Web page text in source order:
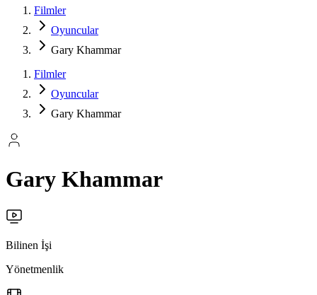
Filmler
Oyuncular
Gary Khammar
Filmler
Oyuncular
Gary Khammar
Gary Khammar
Bilinen İşi
Yönetmenlik